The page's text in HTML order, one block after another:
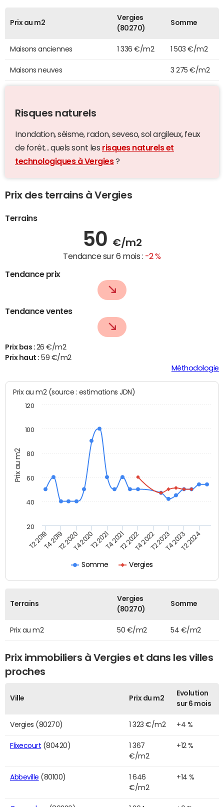
Prix au m2
Vergies
(80270)
Somme
Maisons anciennes 1 336 €/m2 1 503 €/m2
Maisons neuves 3 275 €/m2
Risques naturels
Inondation, séisme, radon, seveso, sol argileux, feux
de forêt... quels sont les risques naturels et
technologiques à Vergies?
Prix des terrains à Vergies
Terrains
50 €/m2
Tendance sur 6 mois : -2 %
Tendance prix
Tendance ventes
Prix bas : 26 €/m2
Prix haut : 59 €/m2
Méthodologie
Prix au m2
Prix au m2 (source : estimations JDN)
Somme Vergies
T2 2019T4 2019T2 2020T4 2020T2 2021T4 2021T2 2022T4 2022T2 2023T4 2023T2 2024
20
40
60
80
100
120
Terrains
Vergies
(80270)
Somme
Prix au m2 50 €/m2 54 €/m2
Prix immobiliers à Vergies et dans les villes
proches
Ville Prix du m2
Evolution
sur 6 mois
Vergies (80270) 1 323 €/m2 +4 %
Flixecourt (80420)
1 367
€/m2
+12 %
Abbeville (80100)
1 646
€/m2
+14 %